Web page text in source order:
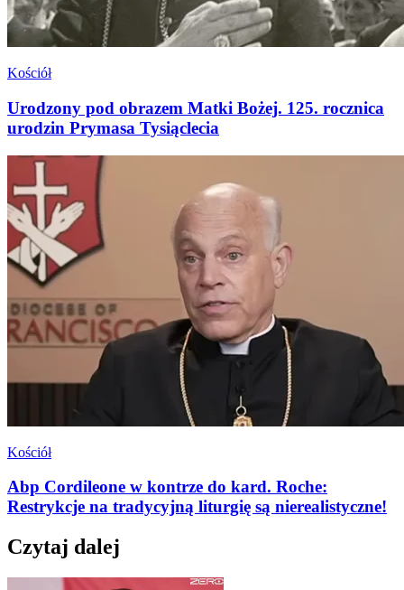
Kościół
Urodzony pod obrazem Matki Bożej. 125. rocznica
urodzin Prymasa Tysiąclecia
Kościół
Abp Cordileone w kontrze do kard. Roche:
Restrykcje na tradycyjną liturgię są nierealistyczne!
Czytaj dalej